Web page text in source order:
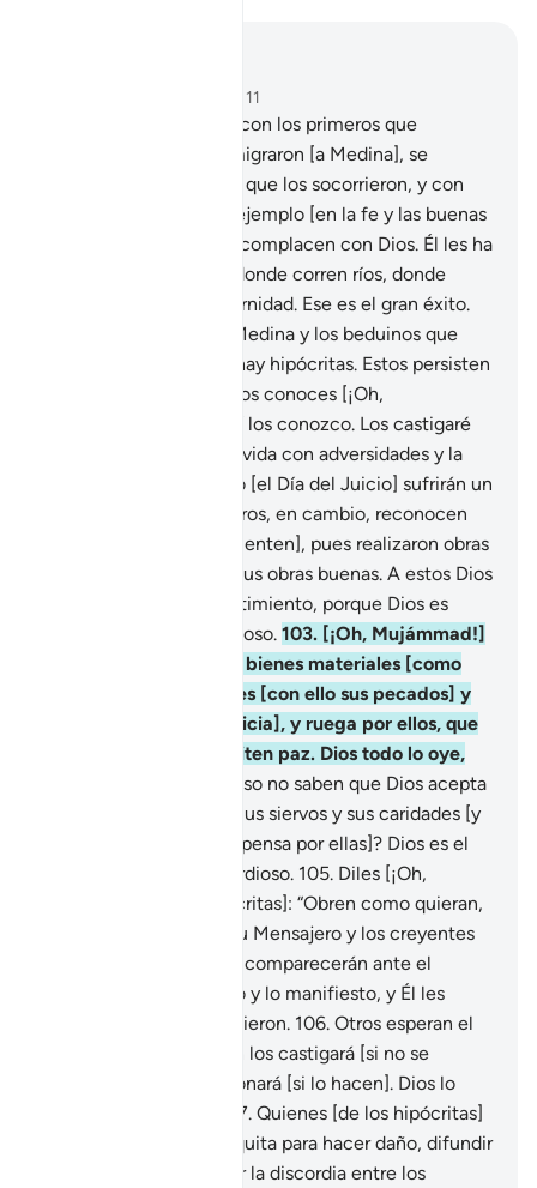
Capítulo 9, Página 203, Juz 11
Dios se complace con los primeros que
aceptaron el Islam y emigraron [a Medina], se
complace con aquellos que los socorrieron, y con
todos los que sigan su ejemplo [en la fe y las buenas
obras], y todos ellos se complacen con Dios. Él les ha
reservado jardines por donde corren ríos, donde
morarán por toda la eternidad. Ese es el gran éxito.
Entre la gente de Medina y los beduinos que
habitan a su alrededor hay hipócritas. Estos persisten
en la hipocresía, tú no los conoces [¡Oh,
Mujámmad!], pero Yo sí los conozco. Los castigaré
dos veces [una en esta vida con adversidades y la
otra en la tumba], luego [el Día del Juicio] sufrirán un
Otros, en cambio, reconocen
sus pecados [y se arrepienten], pues realizaron obras
malas que empañaron sus obras buenas. A estos Dios
les aceptará su arrepentimiento, porque Dios es
Absolvedor, Misericordioso. 103. [¡Oh, Mujámmad!]
Toma una parte de sus bienes materiales [como
zakat] para expurgarles [con ello sus pecados] y
purificarlos [de la avaricia], y ruega por ellos, que
tus súplicas les transmiten paz. Dios todo lo oye,
¿Acaso no saben que Dios acepta
el arrepentimiento de Sus siervos y sus caridades [y
les multiplica su recompensa por ellas]? Dios es el
Indulgente, el Misericordioso. 105. Diles [¡Oh,
Mujámmad!, a los hipócritas]: “Obren como quieran,
pero sepan que Dios, Su Mensajero y los creyentes
verán sus obras”. Luego comparecerán ante el
Conocedor de lo oculto y lo manifiesto, y Él les
informará lo que cometieron. 106. Otros esperan el
designio de Dios, Quien los castigará [si no se
arrepienten] o los perdonará [si lo hacen]. Dios lo
107. Quienes [de los hipócritas]
construyeron una mezquita para hacer daño, difundir
la incredulidad, sembrar la discordia entre los